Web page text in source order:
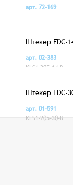
арт. 72-169
Штекер FDC-
арт. 02-383
KLS1-205-14-B
Штекер FDC-
арт. 01-591
KLS1-205-30-B